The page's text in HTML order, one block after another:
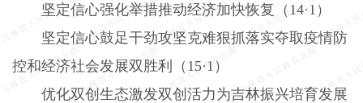
坚定信心强化举措推动经济加快恢复（ 14·1 ）
坚定信心鼓足干劲攻坚克难狠抓落实夺取疫情防
控和经济社会发展双胜利（ 15·1 ）
优化双创生态激发双创活力为吉林振兴培育发展